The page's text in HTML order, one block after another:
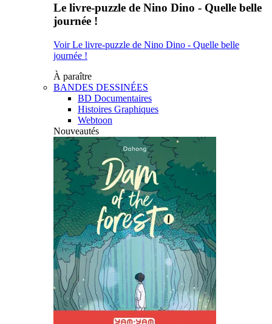
Le livre-puzzle de Nino Dino - Quelle belle
journée !
Voir Le livre-puzzle de Nino Dino - Quelle belle
journée !
À paraître
BANDES DESSINÉES
BD Documentaires
Histoires Graphiques
Webtoon
Nouveautés